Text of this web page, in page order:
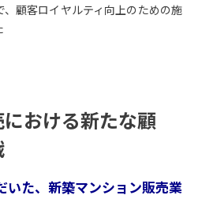
、顧客ロイヤルティ向上のための施
おける新たな顧
いた、新築マンション販売業